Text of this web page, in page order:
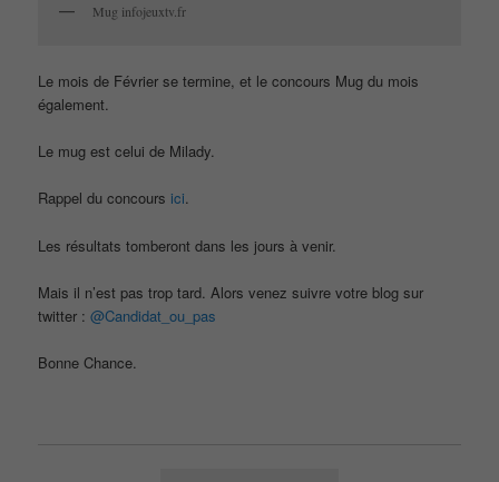
Mug infojeuxtv.fr
Le mois de Février se termine, et le concours Mug du mois
également.
Le mug est celui de Milady.
Rappel du concours ici.
Les résultats tomberont dans les jours à venir.
Mais il n’est pas trop tard. Alors venez suivre votre blog sur
twitter :@Candidat_ou_pas
Bonne Chance.